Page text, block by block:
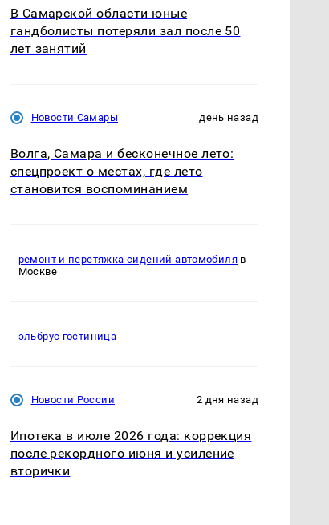
В Самарской области юные
гандболисты потеряли зал после 50
лет занятий
Новости Самары день назад
Волга, Самара и бесконечное лето:
спецпроект о местах, где лето
становится воспоминанием
ремонт и перетяжка сидений автомобиля в
Москве
эльбрус гостиница
Новости России 2 дня назад
Ипотека в июле 2026 года: коррекция
после рекордного июня и усиление
вторички